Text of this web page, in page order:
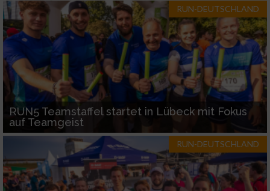
RUN-DEUTSCHLAND
RUN5 Teamstaffel startet in Lübeck mit Fokus
auf Teamgeist
RUN-DEUTSCHLAND